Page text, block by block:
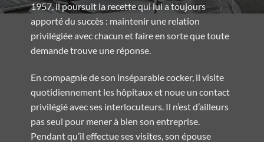
1957, il poursuit la recette qui lui a toujours
apporté du succès : maintenir une relation
privilégiée avec chacun et faire en sorte que toute
demande trouve une réponse.
En compagnie de son inséparable cocker, il visite
quotidiennement les hôpitaux et noue un contact
privilégié avec ses interlocuteurs. Il n’est d’ailleurs
pas seul pour mener à bien son entreprise.
Pendant qu’il effectue ses visites, son épouse